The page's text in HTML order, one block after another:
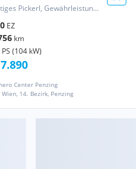
Hybrid Elektro/Benzin, Automatik, gültiges Pickerl, Gewährleistung, Garantie
EZ
km
PS (104 kW)
Center Penzing
Wien, 14. Bezirk, Penzing